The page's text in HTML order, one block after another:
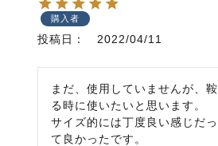
購入者
投稿日 2022/04/11
まだ、使用していませんが、
る時に使いたいと思います。
サイズ的には丁度良い感じだ
て良かったです。